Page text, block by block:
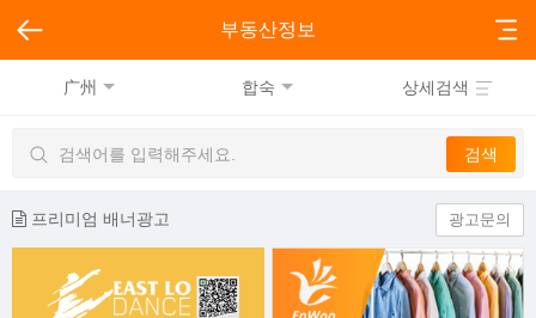
부동산정보
广州 합숙 상세검색
프리미엄 배너광고 광고문의